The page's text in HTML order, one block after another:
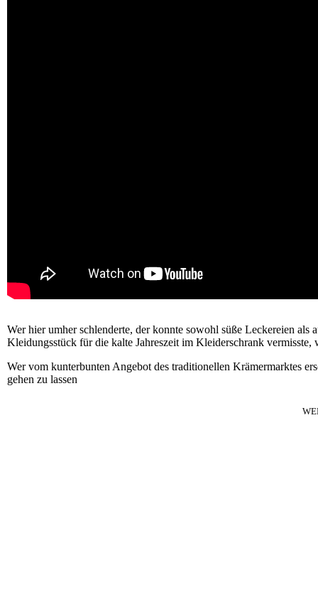
Wer hier umher schlenderte, der konnte sowohl süße Leckereien
Kleidungsstück für die kalte Jahreszeit im Kleiderschrank
Wer vom kunterbunten Angebot des traditionellen Krämermarktes
gehen zu lassen